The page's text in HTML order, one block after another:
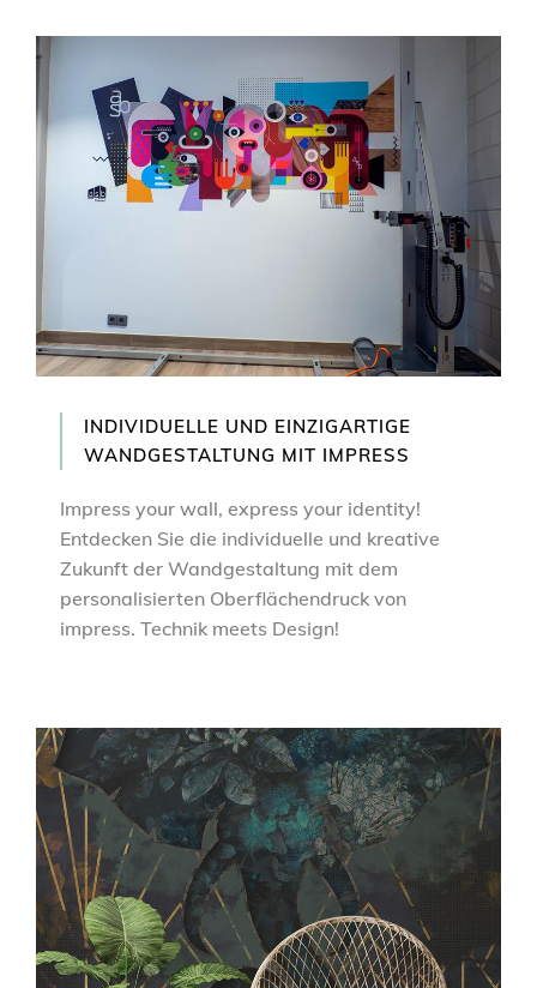
INDIVIDUELLE UND EINZIGARTIGE
WANDGESTALTUNG MIT IMPRESS
Impress your wall, express your identity!
Entdecken Sie die individuelle und kreative
Zukunft der Wandgestaltung mit dem
personalisierten Oberflächendruck von
impress. Technik meets Design!